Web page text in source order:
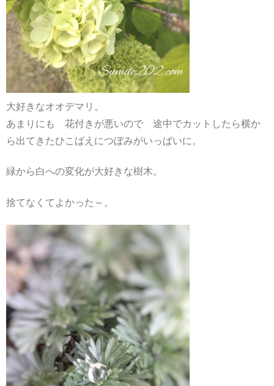
大好きなオオデマリ。
あまりにも 花付きが悪いので 途中でカットしたら横か
ら出てきたひこばえにつぼみがいっぱいに。
緑から白への変化が大好きな樹木。
捨てなくてよかった～。